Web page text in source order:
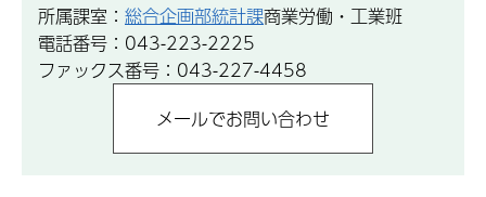
所属課室： 総合企画部統計課商業労働・工業班
電話番号：043-223-2225
ファックス番号：043-227-4458